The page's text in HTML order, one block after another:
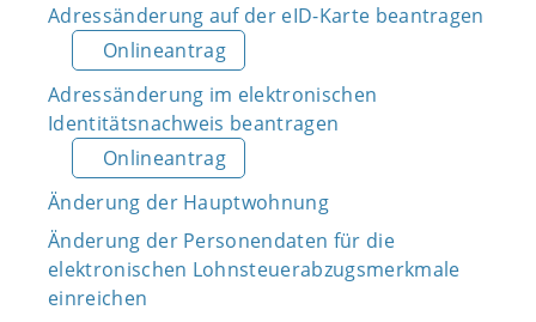
Adressänderung auf der eID-Karte beantragen
Onlineantrag
Adressänderung im elektronischen
Identitätsnachweis beantragen
Onlineantrag
Änderung der Hauptwohnung
Änderung der Personendaten für die
elektronischen Lohnsteuerabzugsmerkmale
einreichen